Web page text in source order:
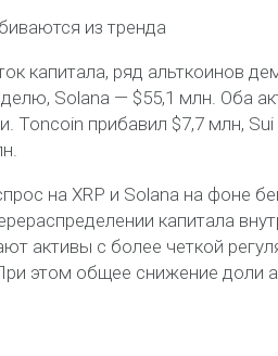
из тренда
капитала, ряд альткоинов
Solana — $55,1 млн. Оба
Toncoin прибавил $7,7 млн,
на XRP и Solana на фоне
капитала
активы с более четкой
этом общее снижение доли